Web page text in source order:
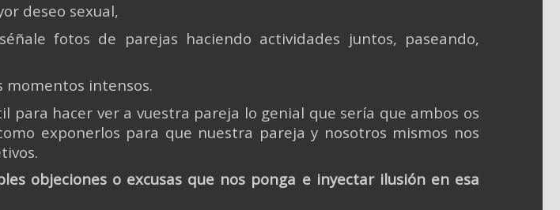
deseo sexual,
fotos de parejas haciendo actividades juntos, paseando,
momentos intensos.
para hacer ver a vuestra pareja lo genial que sería que ambos os
exponerlos para que nuestra pareja y nosotros mismos nos
objeciones o excusas que nos ponga e inyectar ilusión en esa